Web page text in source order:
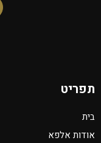
תפריט
בית
אודות אלפא